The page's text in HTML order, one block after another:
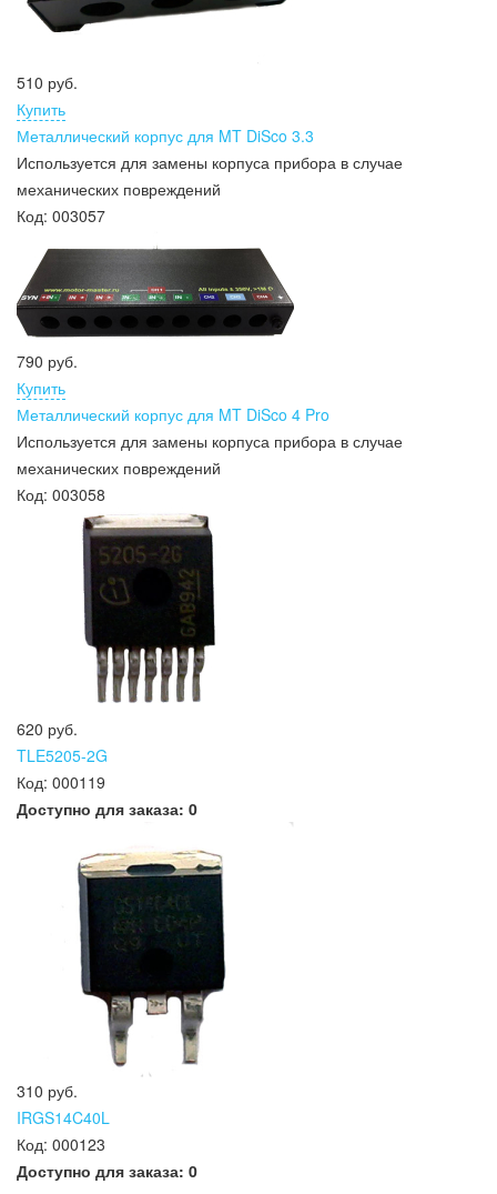
510 руб.
Купить
Металлический корпус для MT DiSco 3.3
Используется для замены корпуса прибора в случае
механических повреждений
Код: 003057
790 руб.
Купить
Металлический корпус для MT DiSco 4 Pro
Используется для замены корпуса прибора в случае
механических повреждений
Код: 003058
620 руб.
TLE5205-2G
Код: 000119
Доступно для заказа: 0
310 руб.
IRGS14C40L
Код: 000123
Доступно для заказа: 0